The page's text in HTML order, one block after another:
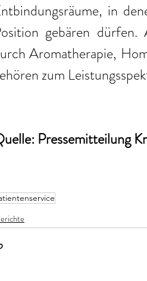
in
gebären dürfen.
Aromatherapie,
zum
Pressemitteilung